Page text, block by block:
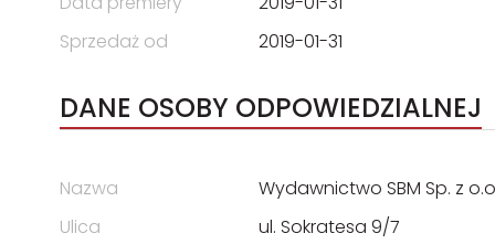
Sprzedaż od
2019-01-31
DANE OSOBY ODPOWIEDZIALNEJ
Nazwa
Wydawnictwo SBM Sp. z
Ulica
ul. Sokratesa 9/7